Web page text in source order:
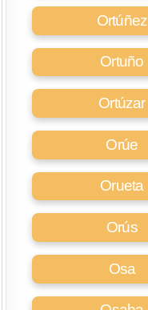
Ortúñez
Ortuño
Ortúzar
Orúe
Orueta
Orús
Osa